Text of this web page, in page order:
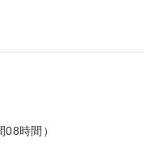
時間）